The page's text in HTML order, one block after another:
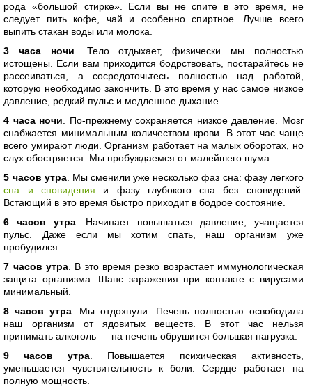
рода «большой стирке». Если вы не спите в это время, не
следует пить кофе, чай и особенно спиртное. Лучше всего
выпить стакан воды или молока.
3 часа ночи . Тело отдыхает, физически мы полностью
истощены. Если вам приходится бодрствовать, постарайтесь не
рассеиваться, а сосредоточьтесь полностью над работой,
которую необходимо закончить. В это время у нас самое низкое
давление, редкий пульс и медленное дыхание.
4 часа ночи . По-прежнему сохраняется низкое давление. Мозг
снабжается минимальным количеством крови. В этот час чаще
всего умирают люди. Организм работает на малых оборотах, но
слух обостряется. Мы пробуждаемся от малейшего шума.
5 часов утра. Мы сменили уже несколько фаз сна: фазу легкого
сна и сновидения и фазу глубокого сна без сновидений.
Встающий в это время быстро приходит в бодрое состояние.
6 часов утра. Начинает повышаться давление, учащается
пульс. Даже если мы хотим спать, наш организм уже
пробудился.
7 часов утра. В это время резко возрастает иммунологическая
защита организма. Шанс заражения при контакте с вирусами
минимальный.
8 часов утра. Мы отдохнули. Печень полностью освободила
наш организм от ядовитых веществ. В этот час нельзя
принимать алкоголь — на печень обрушится большая нагрузка.
9 часов утра . Повышается психическая активность,
уменьшается чувствительность к боли. Сердце работает на
полную мощность.